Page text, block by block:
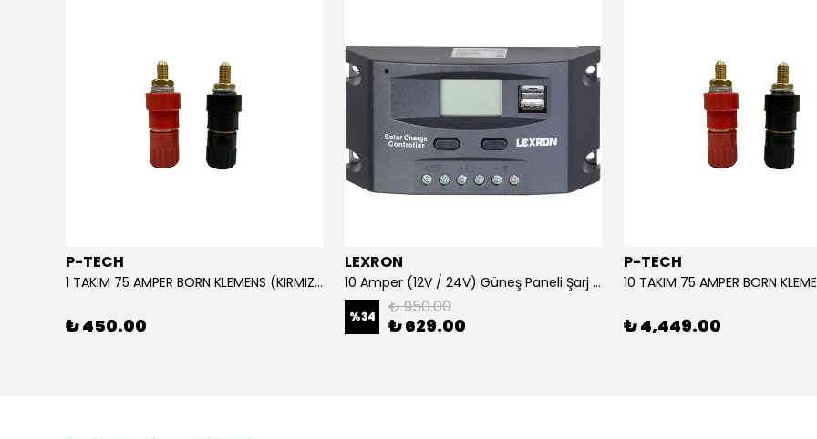
P-TECH
1 TAKIM 75 AMPER BORN KLEMENS (KIRMIZI-SİYAH)
₺ 450.00
LEXRON
10 Amper (12V / 24V) Güneş Paneli Şarj Kontrol Cihazı
%34 ₺ 950.00
₺ 629.00
P-TECH
₺ 4,449.00